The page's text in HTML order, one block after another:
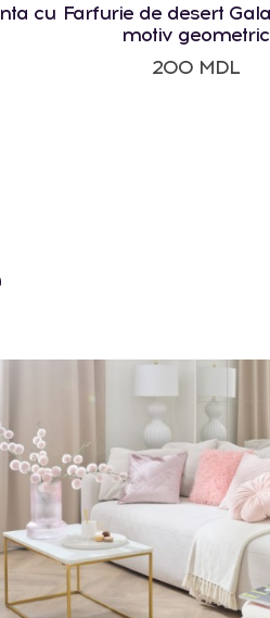
cu Farfurie de desert
motiv geometric
200 MDL